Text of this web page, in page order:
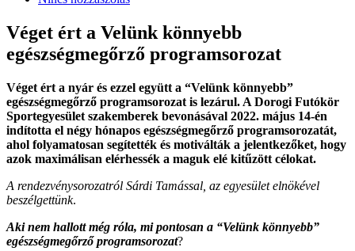
Véget ért a Velünk könnyebb
egészségmegőrző programsorozat
Véget ért a nyár és ezzel együtt a “Velünk könnyebb”
egészségmegőrző programsorozat is lezárul. A Dorogi Futókör
Sportegyesület szakemberek bevonásával 2022. május 14-én
indította el négy hónapos egészségmegőrző programsorozatát,
ahol folyamatosan segítették és motiválták a jelentkezőket, hogy
azok maximálisan elérhessék a maguk elé kitűzött célokat.
A rendezvénysorozatról Sárdi Tamással, az egyesület elnökével
beszélgettünk.
Aki nem hallott még róla, mi pontosan a “Velünk könnyebb”
egészségmegőrző programsorozat?